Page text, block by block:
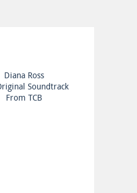
Diana Ross
Soundtrack
From TCB